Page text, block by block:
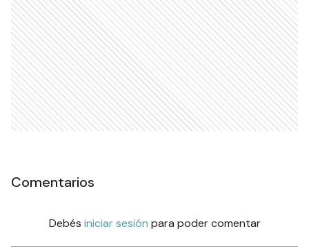
Comentarios
Debés iniciar sesión para poder comentar